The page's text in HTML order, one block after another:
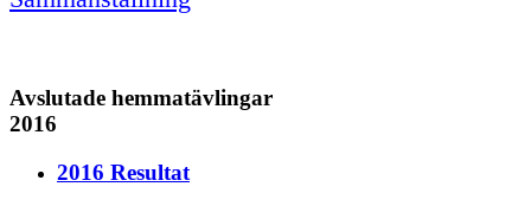
Avslutade hemmatävlingar
2016
2016 Resultat